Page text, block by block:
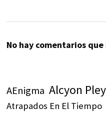
No hay comentarios
AEnigma Alcyon
Atrapados En El Tiempo